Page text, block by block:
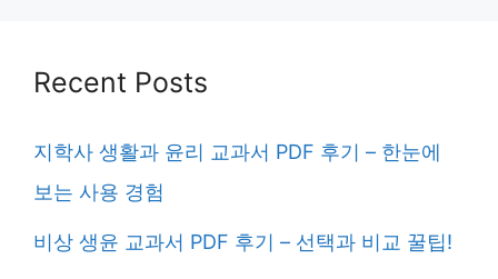
Recent Posts
지학사 생활과 윤리 교과서 PDF 후기 – 한눈에
보는 사용 경험
비상 생윤 교과서 PDF 후기 – 선택과 비교 꿀팁!